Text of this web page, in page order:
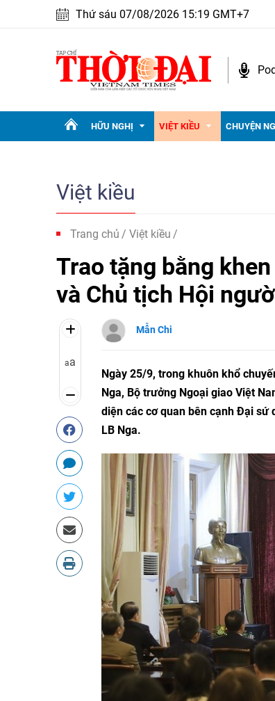
Thứ sáu 07/08/2026 15:19 GMT+7
HỮU NGHỊ VIỆT KIỀU CHUYỆN
Việt kiều
Trang chủ Việt kiều
Trao tặng bằng
và Chủ tịch Hội
aa
Mẫn Chi
Ngày 25/9, trong khuôn khổ
Nga, Bộ trưởng Ngoại giao Việt
diện các cơ quan bên cạnh Đại sứ
LB Nga.